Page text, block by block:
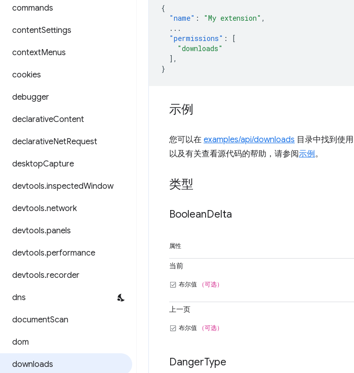
commands
contentSettings
contextMenus
cookies
debugger
declarativeContent
declarativeNetRequest
desktopCapture
devtools.inspectedWindow
devtools.network
devtools.panels
devtools.performance
devtools.recorder
dns
documentScan
dom
downloads
{
"name" : "My extension" ,
...
"permissions" :
[
"downloads"
],
}
示例
您可以在 examples/api/downloads 目录中找到使用
以及有关查看源代码的帮助，请参阅示例。
类型
BooleanDelta
属性
当前
布尔值 （可选）
上一页
布尔值 （可选）
DangerType